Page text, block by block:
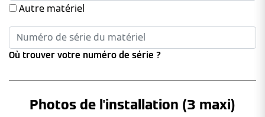
Autre matériel
Où trouver votre numéro de série ?
Photos de l'installation (3 maxi)